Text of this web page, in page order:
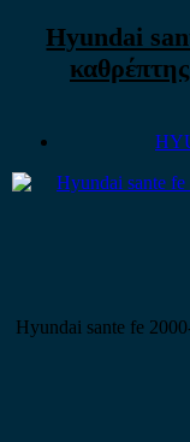
Hyundai
Hyundai sante fe